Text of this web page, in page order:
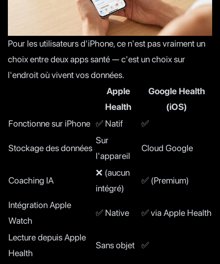
Pour les utilisateurs d'iPhone, ce n'est pas vraiment un
choix entre deux apps santé — c'est un choix sur
l'endroit où vivent vos données.
Apple
Health
Google Health
(iOS)
Fonctionne sur iPhone ✅ Natif ✅
Stockage des données
Sur
l'appareil
Cloud Google
Coaching IA
❌ (aucun
intégré)
✅ (Premium)
Intégration Apple
Watch
✅ Native ✅ via Apple Health
Lecture depuis Apple
Health
Sans objet ✅